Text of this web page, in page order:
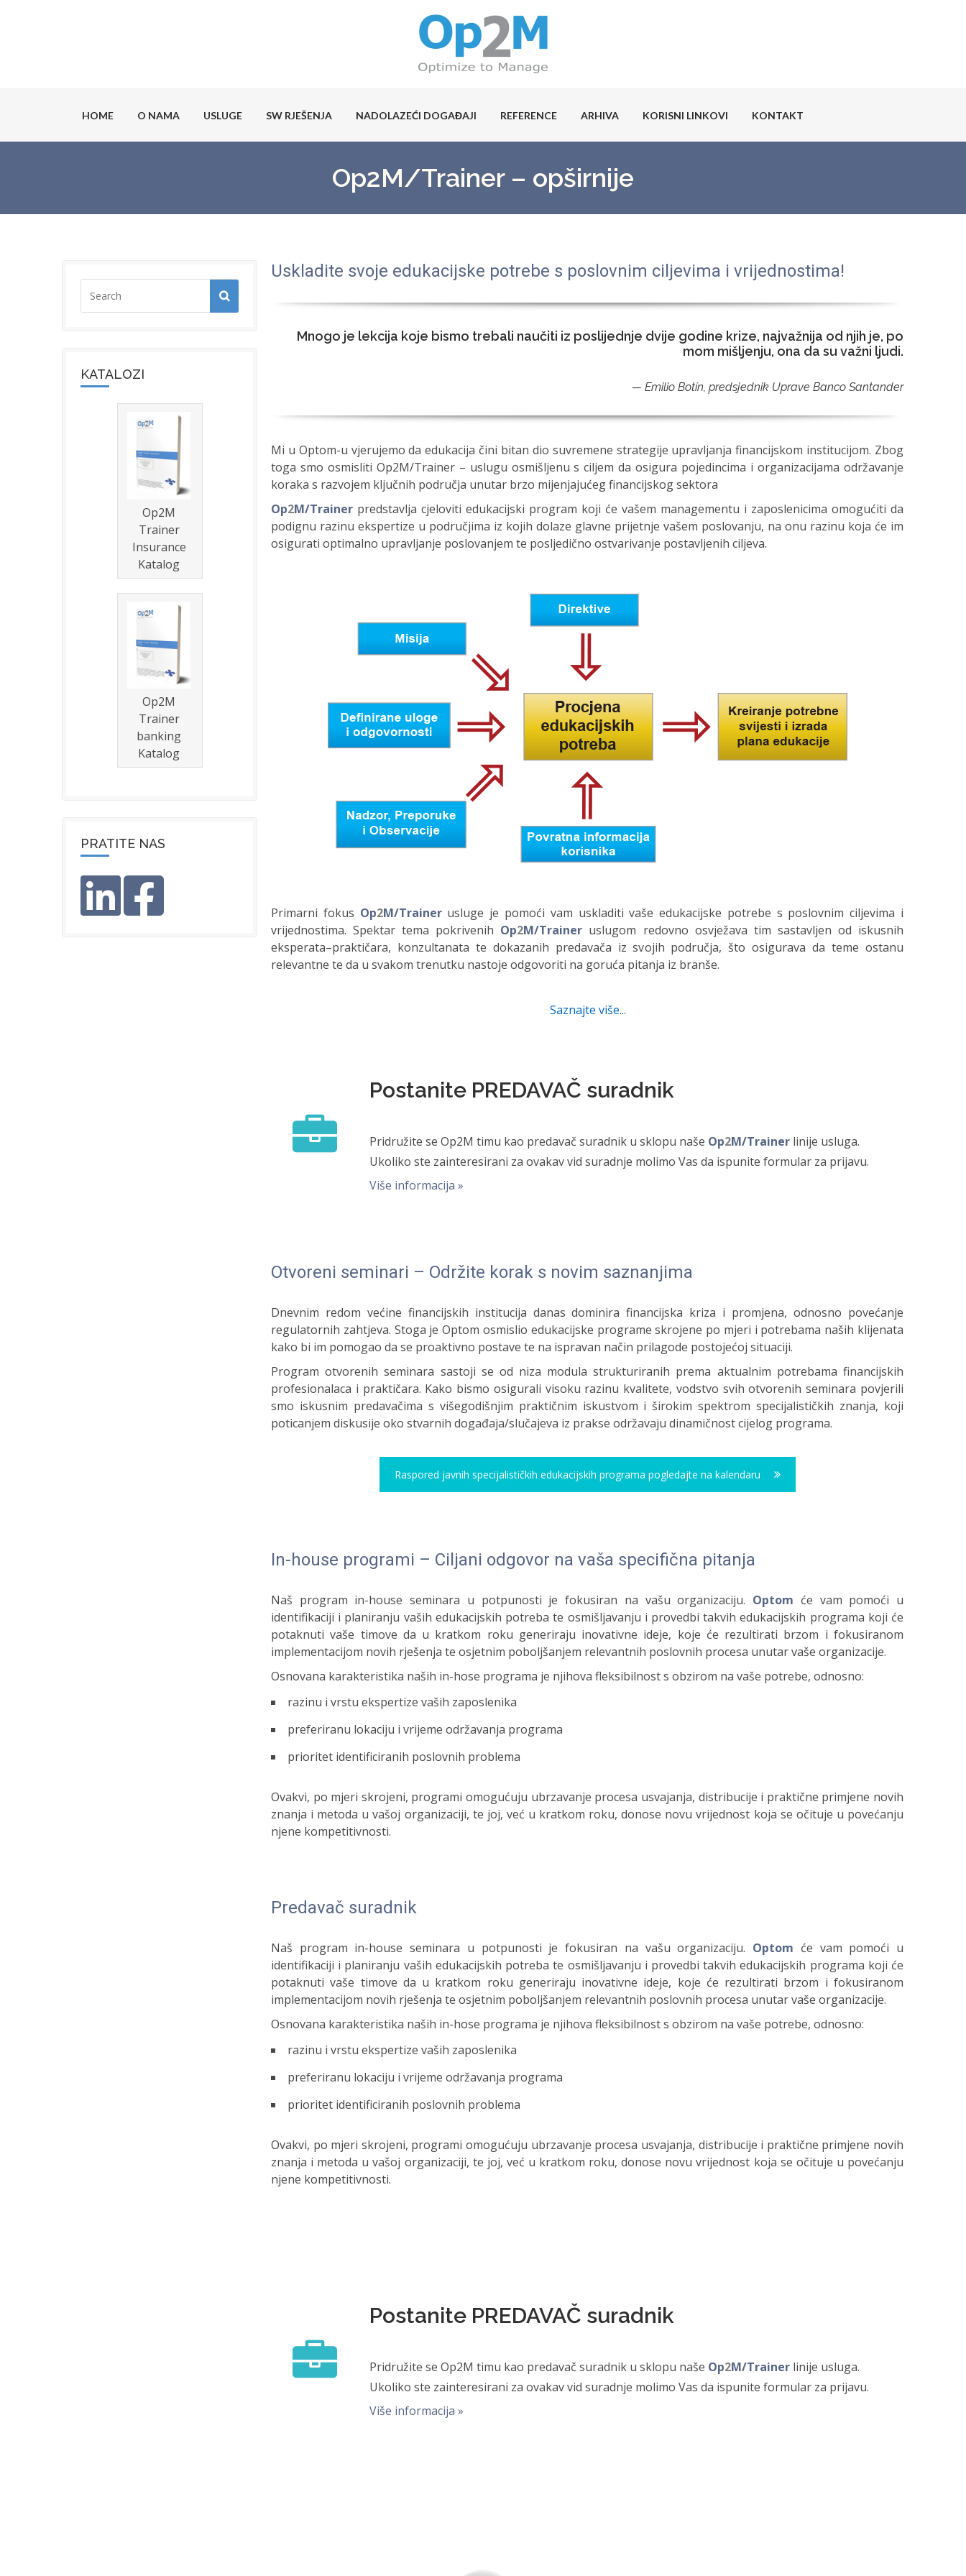
HOME O NAMA USLUGE SW RJEŠENJA NADOLAZEĆI DOGAĐAJI REFERENCE ARHIVA KORISNI LINKOVI KONTAKT
Op2M/Trainer – opširnije
Uskladite svoje edukacijske potrebe s poslovnim ciljevima i vrijednostima!
Mnogo je lekcija koje bismo trebali naučiti iz poslijednje dvije godine krize, najvažnija od njih je, po
mom mišljenju, ona da su važni ljudi.
— Emilio Botín, predsjednik Uprave Banco Santander
Mi u Optom-u vjerujemo da edukacija čini bitan dio suvremene strategije upravljanja financijskom institucijom. Zbog
toga smo osmisliti Op2M/Trainer – uslugu osmišljenu s ciljem da osigura pojedincima i organizacijama održavanje
koraka s razvojem ključnih područja unutar brzo mijenjajućeg financijskog sektora
Op2M/Trainer predstavlja cjeloviti edukacijski program koji će vašem managementu i zaposlenicima omogućiti da
podignu razinu ekspertize u područjima iz kojih dolaze glavne prijetnje vašem poslovanju, na onu razinu koja će im
osigurati optimalno upravljanje poslovanjem te posljedično ostvarivanje postavljenih ciljeva.
Primarni fokus Op2M/Trainerusluge je pomoći vam uskladiti vaše edukacijske potrebe s poslovnim ciljevima i
vrijednostima. Spektar tema pokrivenih Op2M/Trainer uslugom redovno osvježava tim sastavljen od iskusnih
eksperata–praktičara, konzultanata te dokazanih predavača iz svojih područja, što osigurava da teme ostanu
relevantne te da u svakom trenutku nastoje odgovoriti na goruća pitanja iz branše.
Saznajte više...
Postanite PREDAVAČ suradnik
Pridružite se Op2M timu kao predavač suradnik u sklopu naše Op2M/Trainer linije usluga.
Ukoliko ste zainteresirani za ovakav vid suradnje molimo Vas da ispunite formular za prijavu.
Više informacija »
Otvoreni seminari – Održite korak s novim saznanjima
Dnevnim redom većine financijskih institucija danas dominira financijska kriza i promjena, odnosno povećanje
regulatornih zahtjeva. Stoga je Optom osmislio edukacijske programe skrojene po mjeri i potrebama naših klijenata
kako bi im pomogao da se proaktivno postave te na ispravan način prilagode postojećoj situaciji.
Program otvorenih seminara sastoji se od niza modula strukturiranih prema aktualnim potrebama financijskih
profesionalaca i praktičara. Kako bismo osigurali visoku razinu kvalitete, vodstvo svih otvorenih seminara povjerili
smo iskusnim predavačima s višegodišnjim praktičnim iskustvom i širokim spektrom specijalističkih znanja, koji
poticanjem diskusije oko stvarnih događaja/slučajeva iz prakse održavaju dinamičnost cijelog programa.
Raspored javnih specijalističkih edukacijskih programa pogledajte na kalendaru
In-house programi – Ciljani odgovor na vaša specifična pitanja
Naš program in-house seminara u potpunosti je fokusiran na vašu organizaciju. Optom će vam pomoći u
identifikaciji i planiranju vaših edukacijskih potreba te osmišljavanju i provedbi takvih edukacijskih programa koji će
potaknuti vaše timove da u kratkom roku generiraju inovativne ideje, koje će rezultirati brzom i fokusiranom
implementacijom novih rješenja te osjetnim poboljšanjem relevantnih poslovnih procesa unutar vaše organizacije.
Osnovana karakteristika naših in-hose programa je njihova fleksibilnost s obzirom na vaše potrebe, odnosno:
razinu i vrstu ekspertize vaših zaposlenika
preferiranu lokaciju i vrijeme održavanja programa
prioritet identificiranih poslovnih problema
Ovakvi, po mjeri skrojeni, programi omogućuju ubrzavanje procesa usvajanja, distribucije i praktične primjene novih
znanja i metoda u vašoj organizaciji, te joj, već u kratkom roku, donose novu vrijednost koja se očituje u povećanju
njene kompetitivnosti.
Predavač suradnik
Naš program in-house seminara u potpunosti je fokusiran na vašu organizaciju. Optom će vam pomoći u
identifikaciji i planiranju vaših edukacijskih potreba te osmišljavanju i provedbi takvih edukacijskih programa koji će
potaknuti vaše timove da u kratkom roku generiraju inovativne ideje, koje će rezultirati brzom i fokusiranom
implementacijom novih rješenja te osjetnim poboljšanjem relevantnih poslovnih procesa unutar vaše organizacije.
Osnovana karakteristika naših in-hose programa je njihova fleksibilnost s obzirom na vaše potrebe, odnosno:
razinu i vrstu ekspertize vaših zaposlenika
preferiranu lokaciju i vrijeme održavanja programa
prioritet identificiranih poslovnih problema
Ovakvi, po mjeri skrojeni, programi omogućuju ubrzavanje procesa usvajanja, distribucije i praktične primjene novih
znanja i metoda u vašoj organizaciji, te joj, već u kratkom roku, donose novu vrijednost koja se očituje u povećanju
njene kompetitivnosti.
Postanite PREDAVAČ suradnik
Pridružite se Op2M timu kao predavač suradnik u sklopu naše Op2M/Trainer linije usluga.
Ukoliko ste zainteresirani za ovakav vid suradnje molimo Vas da ispunite formular za prijavu.
Više informacija »
KATALOZI
Op2M
Trainer
Insurance
Katalog
Op2M
Trainer
banking
Katalog
PRATITE NAS